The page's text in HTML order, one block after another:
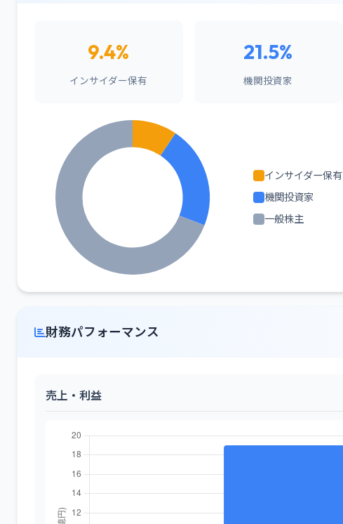
9.4%
インサイダー保有
21.5%
機関投資家
インサイダー保有
機関投資家
一般株主
財務パフォーマンス
売上・利益